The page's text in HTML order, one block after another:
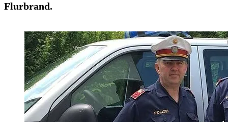
Flurbrand.